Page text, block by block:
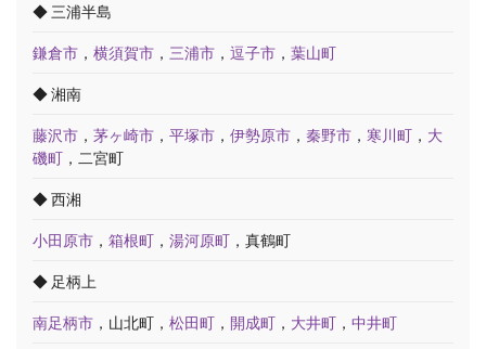
◆ 三浦半島
鎌倉市 ， 横須賀市 ， 三浦市 ， 逗子市 ， 葉山町
◆ 湘南
藤沢市 ， 茅ヶ崎市 ， 平塚市 ， 伊勢原市 ， 秦野市 ， 寒川町 ， 大
磯町 ，二宮町
◆ 西湘
小田原市 ， 箱根町 ， 湯河原町 ，真鶴町
◆ 足柄上
南足柄市 ，山北町， 松田町 ， 開成町 ， 大井町 ， 中井町